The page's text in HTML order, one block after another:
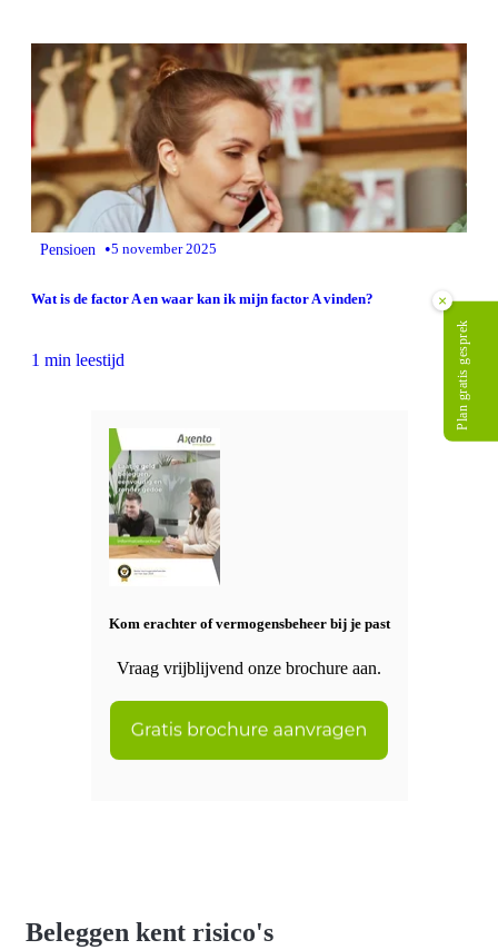
Pensioen •5 november 2025
Wat is de factor A en waar kan ik mijn factor A vinden?
1 min leestijd
Kom erachter of vermogensbeheer bij je past
Vraag vrijblijvend onze brochure aan.
Beleggen kent risico's
×
Plan gratis gesprek